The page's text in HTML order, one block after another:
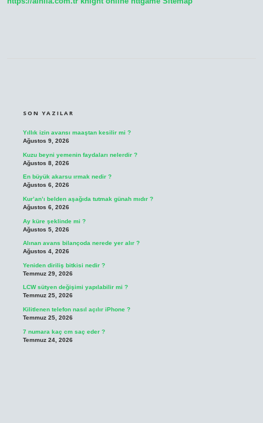
SON YAZILAR
Yıllık izin avansı maaştan kesilir mi ?
Ağustos 9, 2026
Kuzu beyni yemenin faydaları nelerdir ?
Ağustos 8, 2026
En büyük akarsu ırmak nedir ?
Ağustos 6, 2026
Kur’an’ı belden aşağıda tutmak günah mıdır ?
Ağustos 6, 2026
Ay küre şeklinde mi ?
Ağustos 5, 2026
Alınan avans bilançoda nerede yer alır ?
Ağustos 4, 2026
Yeniden diriliş bitkisi nedir ?
Temmuz 29, 2026
LCW sütyen değişimi yapılabilir mi ?
Temmuz 25, 2026
Kilitlenen telefon nasıl açılır iPhone ?
Temmuz 25, 2026
7 numara kaç cm saç eder ?
Temmuz 24, 2026